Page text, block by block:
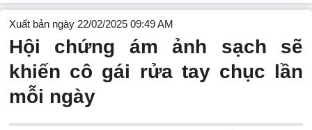
Xuất bản ngày 22/02/2025 09:49 AM
Hội chứng ám ảnh sạch sẽ
khiến cô gái rửa tay chục lần
mỗi ngày